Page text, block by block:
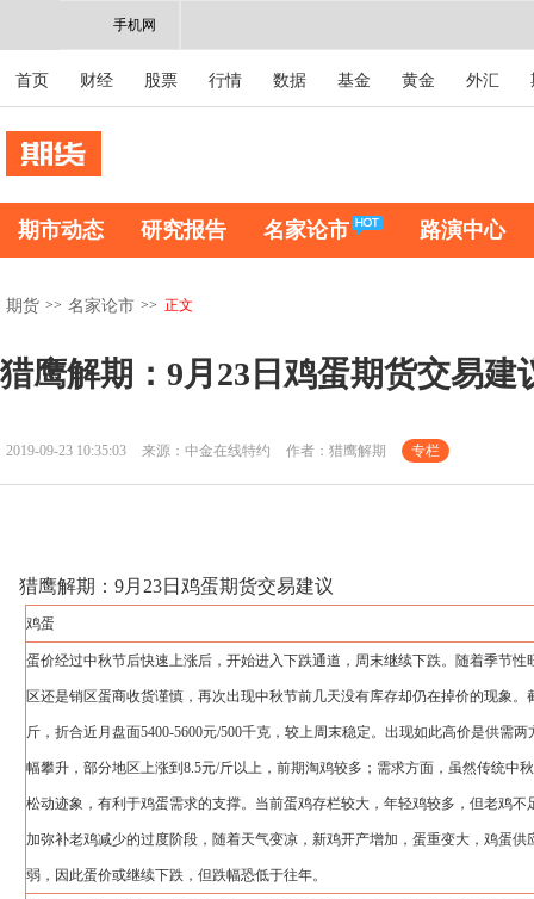
手机网
首页 财经 股票 行情 数据 基金 黄金 外汇
期市动态 研究报告 名家论市 路演中心
期货 >> 名家论市 >> 正文
猎鹰解期：9月23日鸡蛋期货交易建
2019-09-23 10:35:03 来源：中金在线特约 作者：猎鹰解期 专栏
猎鹰解期：9月23日鸡蛋期货交易建议
鸡蛋
蛋价经过中秋节后快速上涨后，开始进入下跌通道，周末继续下跌。随着季节
区还是销区蛋商收货谨慎，再次出现中秋节前几天没有库存却仍在掉价的现象。
斤，折合近月盘面5400-5600元/500千克，较上周末稳定。出现如此高价是供需
幅攀升，部分地区上涨到8.5元/斤以上，前期淘鸡较多；需求方面，虽然传统中
松动迹象，有利于鸡蛋需求的支撑。当前蛋鸡存栏较大，年轻鸡较多，但老鸡
加弥补老鸡减少的过度阶段，随着天气变凉，新鸡开产增加，蛋重变大，鸡蛋
弱，因此蛋价或继续下跌，但跌幅恐低于往年。